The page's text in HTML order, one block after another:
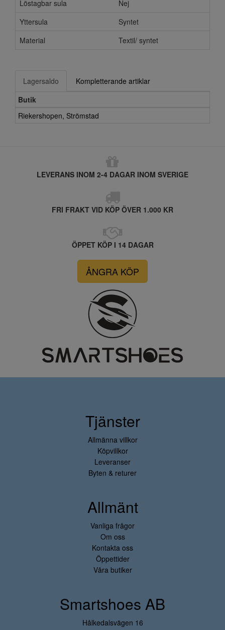
Löstagbar sula
Nej
Yttersula
Syntet
Material
Textil/ syntet
Lagersaldo
Kompletterande artiklar
Butik
Riekershopen, Strömstad
LEVERANS INOM 2-4 DAGAR INOM SVERIGE
FRI FRAKT VID KÖP ÖVER 1.000 KR
ÖPPET KÖP I 14 DAGAR
ÅNGRA KÖP
Tjänster
Allmänna villkor
Köpvillkor
Leveranser
Byten & returer
Allmänt
Vanliga frågor
Om oss
Kontakta oss
Öppettider
Våra butiker
Smartshoes AB
Hålkedalsvägen 16